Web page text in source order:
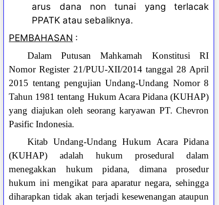
arus dana non tunai yang terlacak
PPATK atau sebaliknya.
PEMBAHASAN :
Dalam Putusan Mahkamah Konstitusi RI
Nomor Register 21/PUU-XII/2014 tanggal 28 April
2015 tentang pengujian Undang-Undang Nomor 8
Tahun 1981 tentang Hukum Acara Pidana (KUHAP)
yang diajukan oleh seorang karyawan PT. Chevron
Pasific Indonesia.
Kitab Undang-Undang Hukum Acara Pidana
(KUHAP) adalah hukum prosedural dalam
menegakkan hukum pidana, dimana prosedur
hukum ini mengikat para aparatur negara, sehingga
diharapkan tidak akan terjadi kesewenangan ataupun